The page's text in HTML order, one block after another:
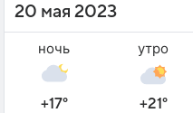
20 мая 2023
ночь
+17°
утро
+21°